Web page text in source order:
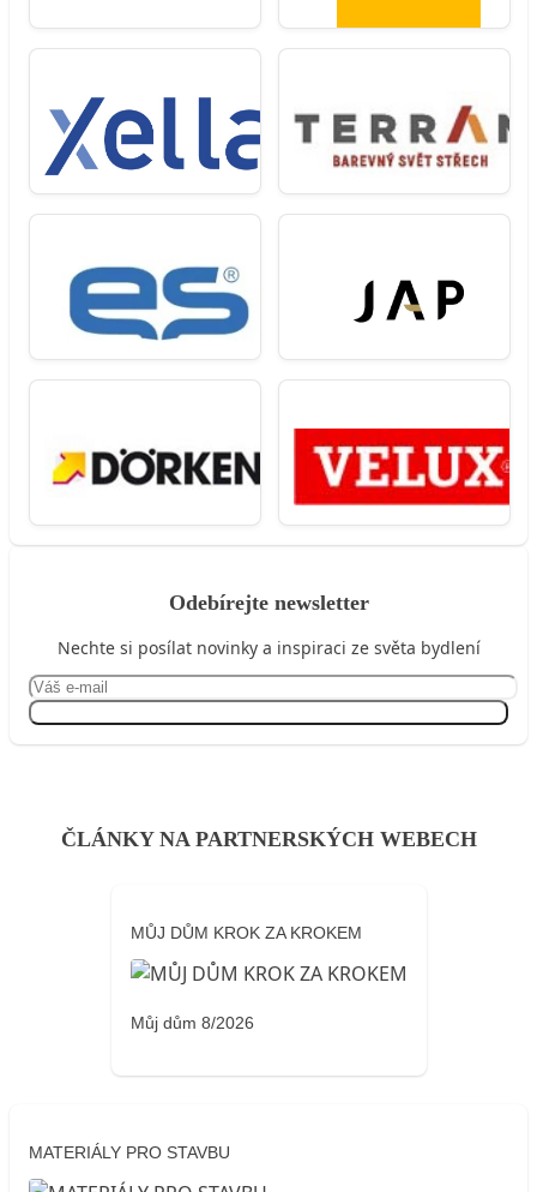
Odebírejte newsletter
Nechte si posílat novinky a inspiraci ze světa bydlení
ČLÁNKY NA PARTNERSKÝCH WEBECH
MŮJ DŮM KROK ZA KROKEM
Můj dům 8/2026
MATERIÁLY PRO STAVBU